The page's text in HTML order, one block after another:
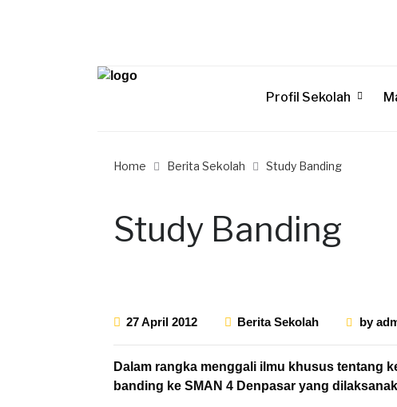
Profil Sekolah
Home Berita Sekolah Study Banding
Study Banding
27 April 2012 Berita Sekolah by
Dalam rangka menggali ilmu khusus tentang
banding ke SMAN 4 Denpasar yang